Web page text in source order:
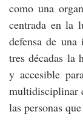
como una
centrada en la
defensa de
tres décadas la
y accesible
multidisciplinar
las personas